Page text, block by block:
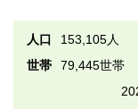
人口
153,105人
世帯
79,445世帯